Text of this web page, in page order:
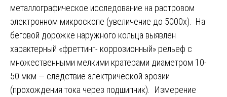
металлографическое исследование на растровом
электронном микроскопе (увеличение до 5000x). На
беговой дорожке наружного кольца выявлен
характерный «фреттинг- коррозионный» рельеф с
множественными мелкими кратерами диаметром 10-
50 мкм — следствие электрической эрозии
(прохождения тока через подшипник). Измерение